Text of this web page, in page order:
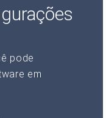
pode
em